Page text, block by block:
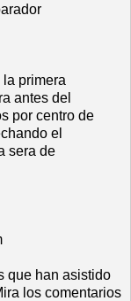
primera
antes del
por centro de
el
sera de
que han asistido
los comentarios